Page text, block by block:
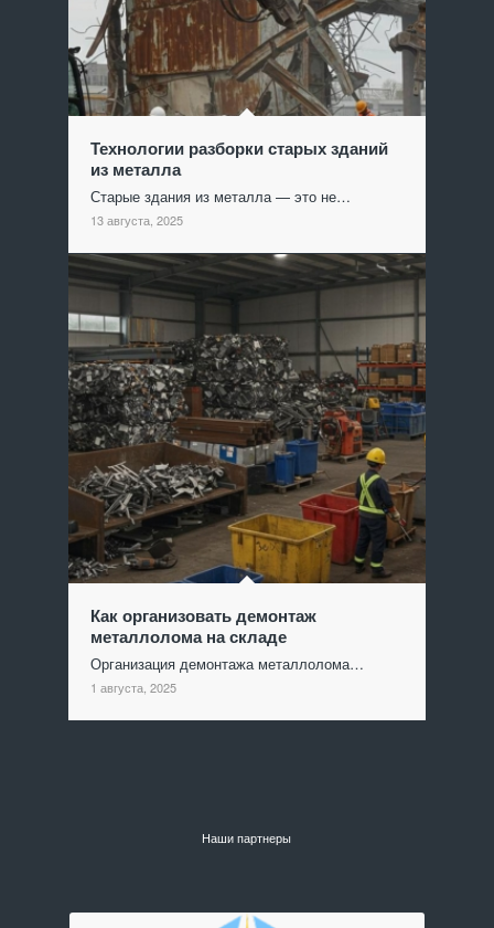
Технологии разборки старых зданий
из металла
Старые здания из металла — это не…
13 августа, 2025
Как организовать демонтаж
металлолома на складе
Организация демонтажа металлолома…
1 августа, 2025
Наши партнеры